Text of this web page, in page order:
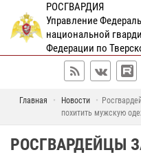
РОСГВАРДИЯ
Управление
национальной
Федерации по
Главная Новости
похитить мужскую
РОСГВАРДЕЙЦЫ